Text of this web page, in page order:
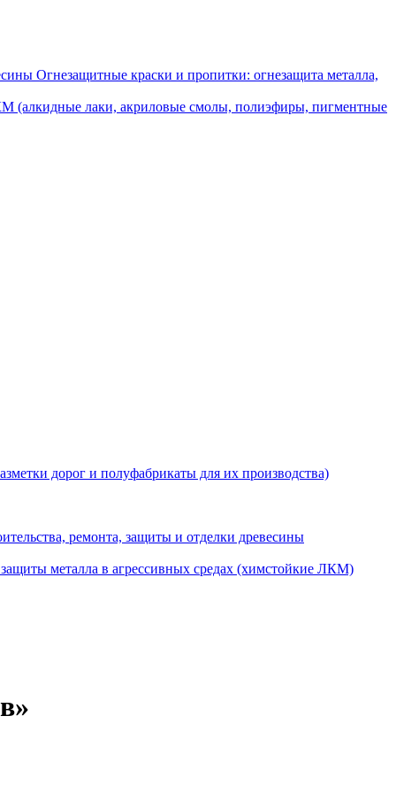
Огнезащитные краски и пропитки: огнезащита металла,
(алкидные лаки, акриловые смолы, полиэфиры, пигментные
дорог и полуфабрикаты для их производства)
ремонта, защиты и отделки древесины
металла в агрессивных средах (химстойкие ЛКМ)